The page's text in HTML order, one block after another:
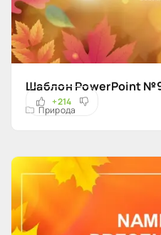
Шаблон PowerPoint
Природа
+214